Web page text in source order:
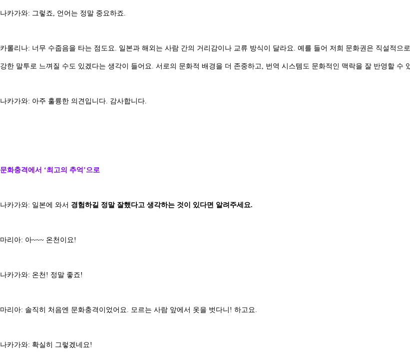
나카가와: 그렇죠, 언어는 정말 중요하죠.
카롤리나: 너무 수줍음을 타는 점도요. 일본과 해외는 사람 간의 거리감이나 교류 방식이 달라요. 예를 들어 저희 문화권은 직설적
강한 말투로 느껴질 수도 있겠다는 생각이 들어요. 서로의 문화적 배경을 더 존중하고, 번역 시스템도 문화적인 맥락을 잘 반영할 수
나카가와: 아주 훌륭한 의견입니다. 감사합니다.
문화충격에서 ‘최고의 추억’으로
나카가와: 일본에 와서 경험하길 정말 잘했다고 생각하는 것이 있다면 알려주세요.
마리아: 아~~~ 온천이요!
나카가와: 온천! 정말 좋죠!
마리아: 솔직히 처음엔 문화충격이었어요. 모르는 사람 앞에서 옷을 벗다니! 하고요.
나카가와: 확실히 그렇겠네요!